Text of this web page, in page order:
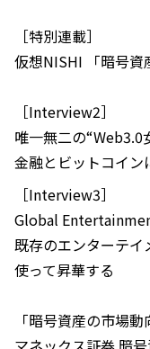
［特別連載］
仮想NISHI 「暗号資
［Interview2］
唯一無二の“Web3.0
金融とビットコイン
［Interview3］
Global
既存のエンターテイ
使って昇華する
「暗号資産の市場動